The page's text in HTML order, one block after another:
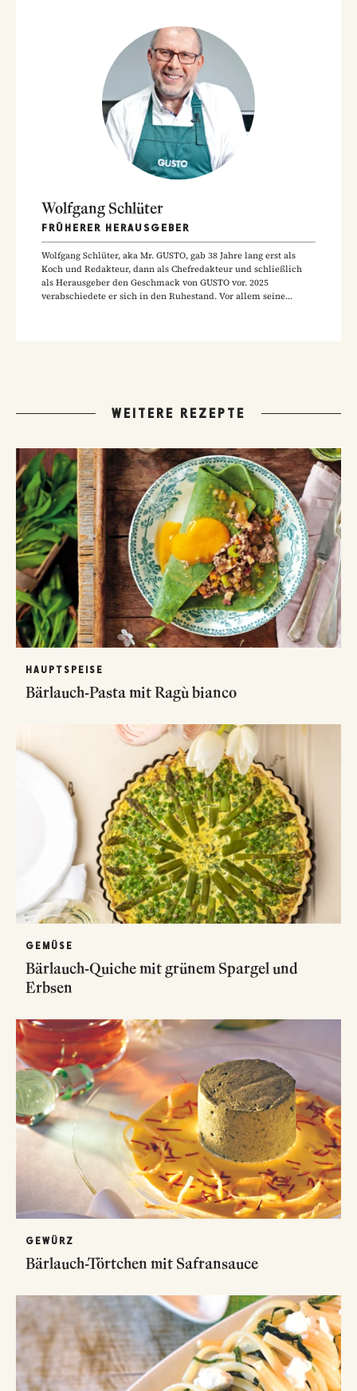
Wolfgang Schlüter
FRÜHERER HERAUSGEBER
Wolfgang Schlüter, aka Mr. GUSTO, gab 38 Jahre lang erst als
Koch und Redakteur, dann als Chefredakteur und schließlich
als Herausgeber den Geschmack von GUSTO vor. 2025
verabschiedete er sich in den Ruhestand. Vor allem seine
WEITERE REZEPTE
HAUPTSPEISE
Bärlauch-Pasta mit Ragù bianco
GEMÜSE
Bärlauch-Quiche mit grünem Spargel und
Erbsen
GEWÜRZ
Bärlauch-Törtchen mit Safransauce